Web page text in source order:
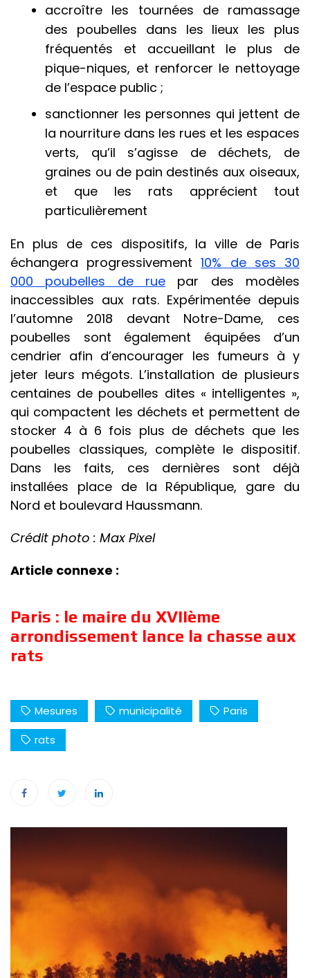
accroître les tournées de ramassage
des poubelles dans les lieux les plus
fréquentés et accueillant le plus de
pique-niques, et renforcer le nettoyage
de l’espace public ;
sanctionner les personnes qui jettent de
la nourriture dans les rues et les espaces
verts, qu’il s’agisse de déchets, de
graines ou de pain destinés aux oiseaux,
et que les rats apprécient tout
particulièrement
En plus de ces dispositifs, la ville de Paris
échangera progressivement10% de ses 30
000 poubelles de rue par des modèles
inaccessibles aux rats. Expérimentée depuis
l’automne 2018 devant Notre-Dame, ces
poubelles sont également équipées d’un
cendrier afin d’encourager les fumeurs à y
jeter leurs mégots. L’installation de plusieurs
centaines de poubelles dites « intelligentes »,
qui compactent les déchets et permettent de
stocker 4 à 6 fois plus de déchets que les
poubelles classiques, complète le dispositif.
Dans les faits, ces dernières sont déjà
installées place de la République, gare du
Nord et boulevard Haussmann.
Crédit photo : Max Pixel
Article connexe :
Paris : le maire du XVIIème
arrondissement lance la chasse aux
rats
Mesures municipalité
Paris
rats
Navigation
de
l’article